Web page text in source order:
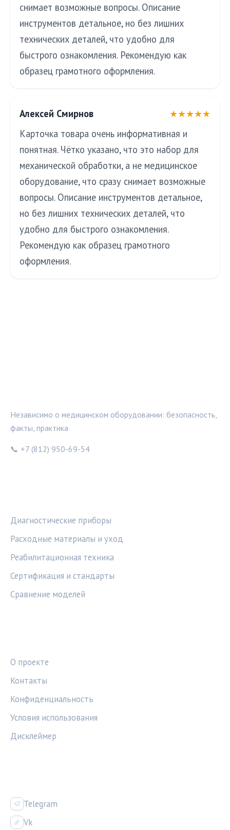
снимает возможные вопросы. Описание
инструментов детальное, но без лишних
технических деталей, что удобно для
быстрого ознакомления. Рекомендую как
образец грамотного оформления.
Алексей Смирнов
★★★★★
Карточка товара очень информативная и
понятная. Чётко указано, что это набор для
механической обработки, а не медицинское
оборудование, что сразу снимает возможные
вопросы. Описание инструментов детальное,
но без лишних технических деталей, что
удобно для быстрого ознакомления.
Рекомендую как образец грамотного
оформления.
Независимо о медицинском оборудовании: безопасность,
факты, практика
📞 +7 (812) 950-69-54
Диагностические приборы
Расходные материалы и уход
Реабилитационная техника
Сертификация и стандарты
Сравнение моделей
О проекте
Контакты
Конфиденциальность
Условия использования
Дисклеймер
Telegram
Vk